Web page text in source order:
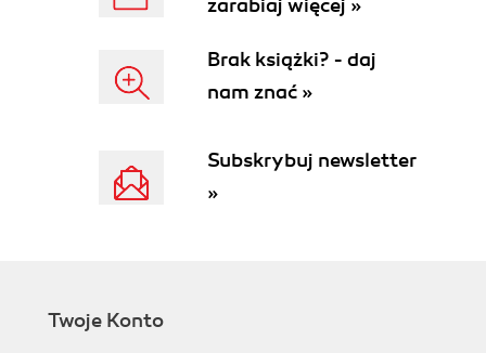
zarabiaj więcej »
Brak książki? - daj
nam znać »
Subskrybuj newsletter
»
Twoje Konto